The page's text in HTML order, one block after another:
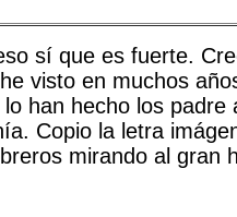
sí que es fuerte.
visto en muchos
han hecho los padre
Copio la letra
mirando al gran